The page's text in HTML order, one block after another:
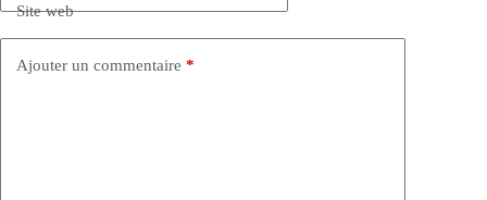
Site web
Ajouter un commentaire *